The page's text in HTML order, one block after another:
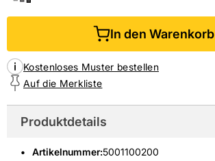
In den Warenkorb
Kostenloses Muster bestellen
Auf die Merkliste
Produktdetails
Artikelnummer:5001100200